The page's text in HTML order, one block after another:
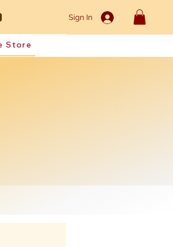
Sign In
Store